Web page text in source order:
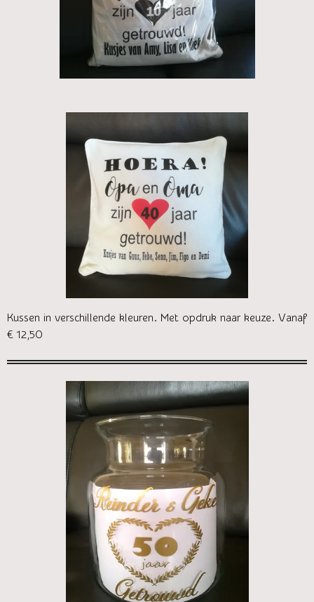
Kussen in verschillende kleuren. Met opdruk naar keuze. Vanaf
€ 12,50